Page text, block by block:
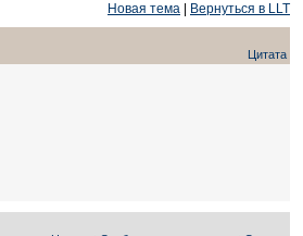
Новая тема Вернуться в LLT
Цитата